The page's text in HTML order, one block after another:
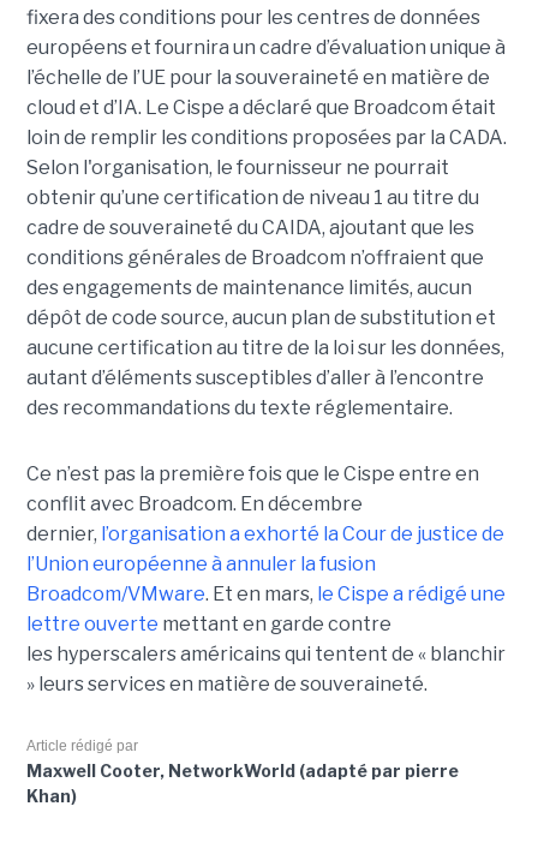
fixera des conditions pour les centres de données
européens et fournira un cadre d’évaluation unique à
l’échelle de l’UE pour la souveraineté en matière de
cloud et d’IA. Le Cispe a déclaré que Broadcom était
loin de remplir les conditions proposées par la CADA.
Selon l'organisation, le fournisseur ne pourrait
obtenir qu’une certification de niveau 1 au titre du
cadre de souveraineté du CAIDA, ajoutant que les
conditions générales de Broadcom n’offraient que
des engagements de maintenance limités, aucun
dépôt de code source, aucun plan de substitution et
aucune certification au titre de la loi sur les données,
autant d’éléments susceptibles d’aller à l’encontre
des recommandations du texte réglementaire.
Ce n’est pas la première fois que le Cispe entre en
conflit avec Broadcom. En décembre
dernier, l’organisation a exhorté la Cour de justice de
l’Union européenne à annuler la fusion
Broadcom/VMware. Et en mars, le Cispe a rédigé une
lettre ouverte mettant en garde contre
les hyperscalers américains qui tentent de « blanchir
» leurs services en matière de souveraineté.
Article rédigé par
Maxwell Cooter, NetworkWorld (adapté par pierre
Khan)